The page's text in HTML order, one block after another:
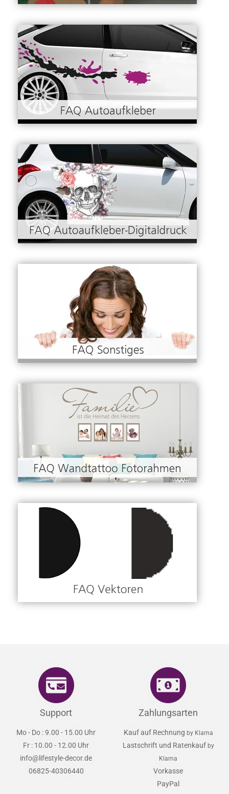
Support
Mo - Do : 9.00 - 15.00 Uhr
Fr : 10.00 - 12.00 Uhr
info@lifestyle-decor.de
06825-40306440
Zahlungsarten
Kauf auf Rechnung by Klarna
Lastschrift und Ratenkauf by
Klarna
Vorkasse
PayPal